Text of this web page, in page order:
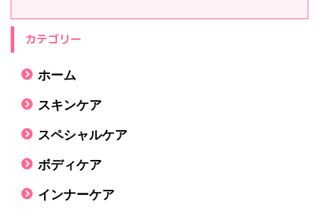
カテゴリー
ホーム
スキンケア
スペシャルケア
ボディケア
インナーケア